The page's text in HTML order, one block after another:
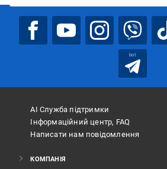
bot
АІ Служба підтримки
Інформаційний центр, FAQ
Написати нам повідомлення
КОМПАНІЯ